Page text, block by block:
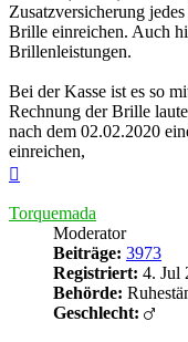
Zusatzversicherung
Brille einreichen. Auch
Brillenleistungen.
Bei der Kasse ist es so
Rechnung der Brille
nach dem 02.02.2020
einreichen,
Torquemada
Moderator
Beiträge: 3973
Registriert: 4. Jul
Behörde:
Geschlecht: